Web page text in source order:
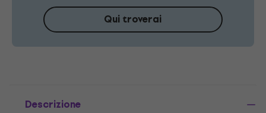
Qui troverai
Descrizione